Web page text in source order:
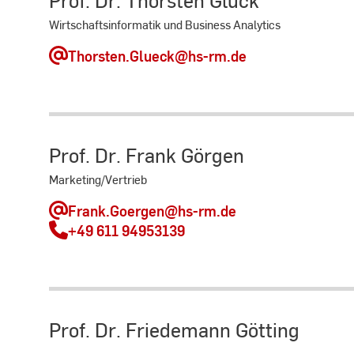
Wirtschaftsinformatik und Business Analytics
Thorsten.Glueck@hs-rm.de
Prof. Dr. Frank Görgen
Marketing/Vertrieb
Frank.Goergen@hs-rm.de
+49 611 94953139
Prof. Dr. Friedemann Götting